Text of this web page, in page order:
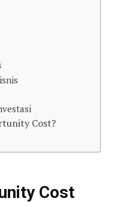
Cost?
Cost